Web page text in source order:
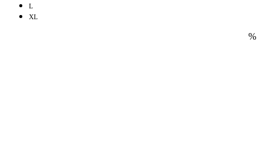
L
XL
%